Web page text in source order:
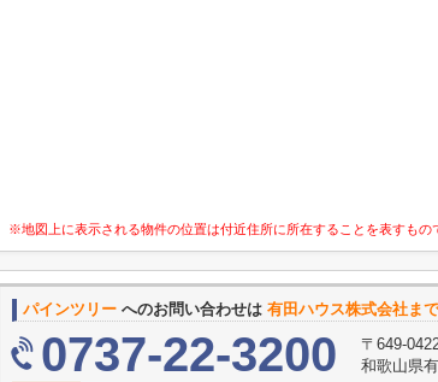
※地図上に表示される物件の位置は付近住所に所在することを表すもの
パインツリー へのお問い合わせは 有田ハウス株式会社まで
0737-22-3200
〒649-
和歌山県